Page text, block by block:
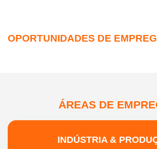
OPORTUNIDADES DE
ÁREAS DE
INDÚSTRIA &